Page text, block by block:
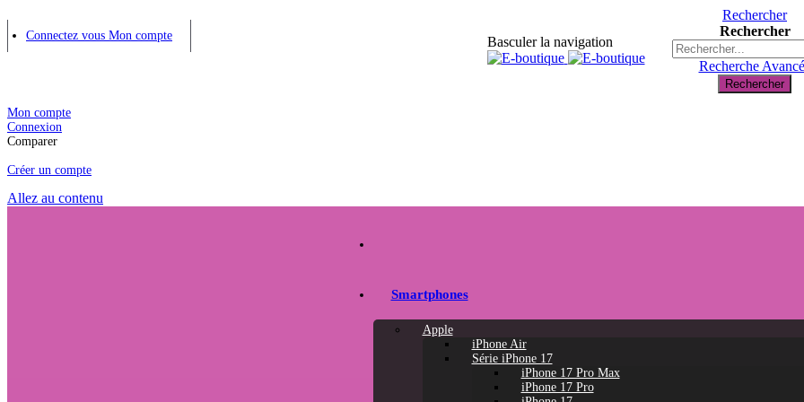
Connectez vous Mon compte Basculer la navigation
Rechercher
Rechercher
Recherche
Rechercher
Mon compte
Connexion
Comparer
Créer un compte
Allez au contenu
Smartphones
Apple
iPhone Air
Série iPhone 17
iPhone 17 Pro Max
iPhone 17 Pro